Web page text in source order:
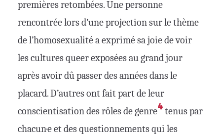
premières retombées. Une personne
rencontrée lors d’une projection sur le thème
de l’homosexualité a exprimé sa joie de voir
les cultures queer exposées au grand jour
après avoir dû passer des années dans le
placard. D’autres ont fait part de leur
conscientisation des rôles de genre4tenus par
chacun·e et des questionnements qui les